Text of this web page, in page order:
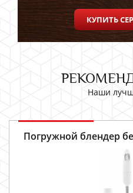
КУПИТЬ
Наши
Погружной блендер